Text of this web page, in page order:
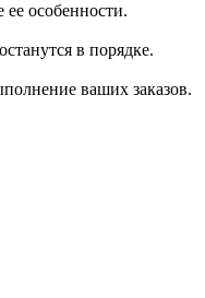
особенности.
в порядке.
ваших заказов.